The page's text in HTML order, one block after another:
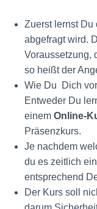
Zuerst lernst Du
abgefragt wird.
Voraussetzung,
so heißt der
Wie Du Dich
Entweder Du
einem Online-
Präsenzkurs.
Je nachdem
du es zeitlich
entsprechend
Der Kurs soll